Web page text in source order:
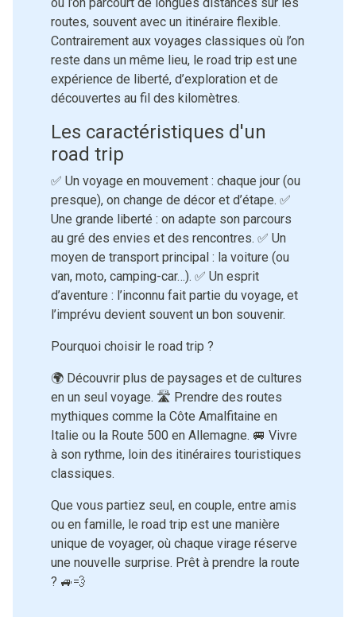
routes, souvent avec un itinéraire flexible.
Contrairement aux voyages classiques où l’on
reste dans un même lieu, le road trip est une
expérience de liberté, d’exploration et de
découvertes au fil des kilomètres.
Les caractéristiques d'un
road trip
✅ Un voyage en mouvement : chaque jour (ou
presque), on change de décor et d’étape. ✅
Une grande liberté : on adapte son parcours
au gré des envies et des rencontres. ✅ Un
moyen de transport principal : la voiture (ou
van, moto, camping-car…). ✅ Un esprit
d’aventure : l’inconnu fait partie du voyage, et
l’imprévu devient souvent un bon souvenir.
Pourquoi choisir le road trip ?
🌍 Découvrir plus de paysages et de cultures
en un seul voyage. 🛣 Prendre des routes
mythiques comme la Côte Amalfitaine en
Italie ou la Route 500 en Allemagne. 🚐 Vivre
à son rythme, loin des itinéraires touristiques
classiques.
Que vous partiez seul, en couple, entre amis
ou en famille, le road trip est une manière
unique de voyager, où chaque virage réserve
une nouvelle surprise. Prêt à prendre la route
? 🚙💨